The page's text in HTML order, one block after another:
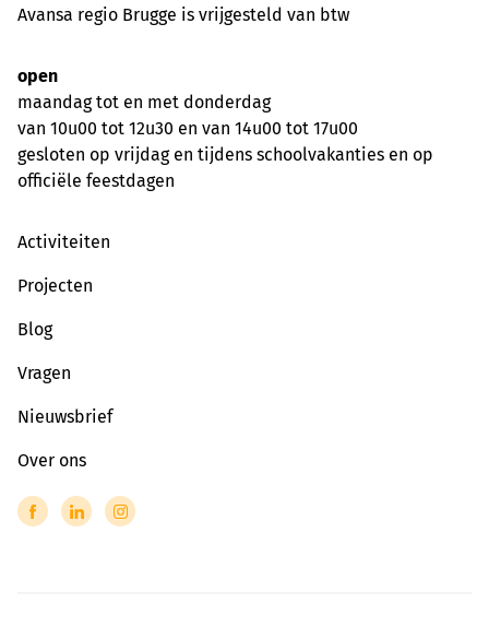
Avansa regio Brugge is vrijgesteld van btw
open
maandag tot en met donderdag
van 10u00 tot 12u30 en van 14u00 tot 17u00
gesloten op vrijdag en tijdens schoolvakanties en op
officiële feestdagen
Activiteiten
Projecten
Blog
Vragen
Nieuwsbrief
Over ons